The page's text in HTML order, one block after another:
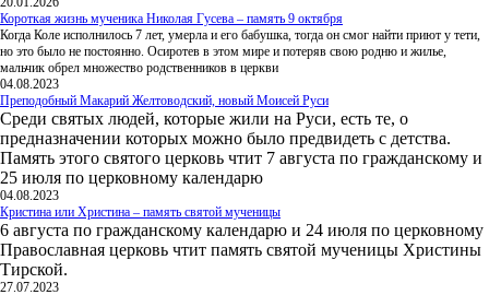
Короткая жизнь мученика Николая Гусева – память 9 октября
Когда Коле исполнилось 7 лет, умерла и его бабушка, тогда он смог найти приют у тети,
но это было не постоянно. Осиротев в этом мире и потеряв свою родню и жилье,
мальчик обрел множество родственников в церкви
04.08.2023
Преподобный Макарий Желтоводский, новый Моисей Руси
Среди святых людей, которые жили на Руси, есть те, о
предназначении которых можно было предвидеть с детства.
Память этого святого церковь чтит 7 августа по гражданскому и
25 июля по церковному календарю
04.08.2023
Кристина или Христина – память святой мученицы
6 августа по гражданскому календарю и 24 июля по церковному
Православная церковь чтит память святой мученицы Христины
Тирской.
27.07.2023